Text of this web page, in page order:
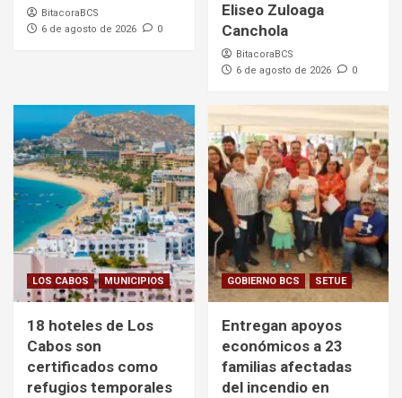
BitacoraBCS
6 de agosto de 2026
0
Eliseo Zuloaga
Canchola
BitacoraBCS
6 de agosto de 2026
0
LOS CABOS MUNICIPIOS
18 hoteles de Los
Cabos son
certificados como
refugios temporales
GOBIERNO BCS SETUE
Entregan apoyos
económicos a 23
familias afectadas
del incendio en